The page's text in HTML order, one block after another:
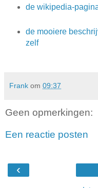
de wikipedia-
de mooiere
zelf
Frank om 09:37
Geen opmerkingen:
Een reactie posten
‹